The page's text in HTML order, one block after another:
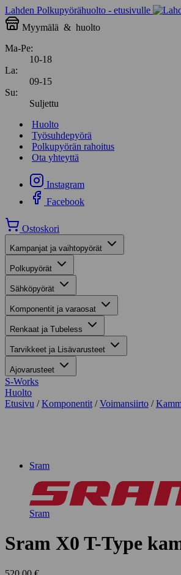
Lahden Polkupyörähuolto - etusivulle
Myymälä & huolto
Ma-Pe:
10-18
La:
09-15
Su:
Suljettu
Huolto
Työsuhdepyörä
Polkupyörän rahoitus
Ota yhteyttä
Instagram
Facebook
Ostoskori
Kampanjat ja vaihtopyörät
Polkupyörät
Sähköpyörät
Komponentit ja varaosat
Renkaat ja Tubeless
Tarvikkeet ja Lisävarusteet
Ajovarusteet
S-Works
Huolto
Etusivu /Komponentit /Voimansiirto /
Sram
Sram
Sram X0 T-Type